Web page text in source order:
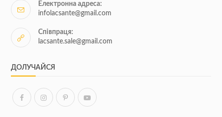
Електронна адреса:
infolacsante@gmail.com
Співпраця:
lacsante.sale@gmail.com
ДОЛУЧАЙСЯ